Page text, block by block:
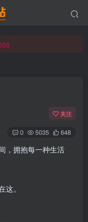
关注
0 5035 648
，拥抱每一种生活
。